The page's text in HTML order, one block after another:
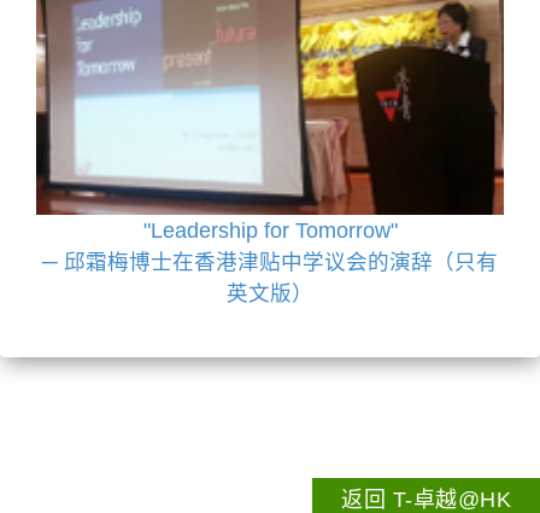
"Leadership for Tomorrow"
─ 邱霜梅博士在香港津贴中学议会的演辞（只有
英文版）
返回 T-卓越@HK